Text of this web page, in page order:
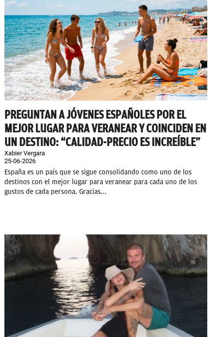
PREGUNTAN A JÓVENES ESPAÑOLES POR EL
MEJOR LUGAR PARA VERANEAR Y COINCIDEN EN
UN DESTINO: “CALIDAD-PRECIO ES INCREÍBLE”
Xabier Vergara
25-06-2026
España es un país que se sigue consolidando como uno de los
destinos con el mejor lugar para veranear para cada uno de los
gustos de cada persona. Gracias...